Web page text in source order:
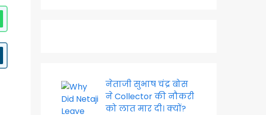
नेताजी सुभाष चंद्र बोस
ने Collector की नौकरी
को लात मार दी। क्यों?